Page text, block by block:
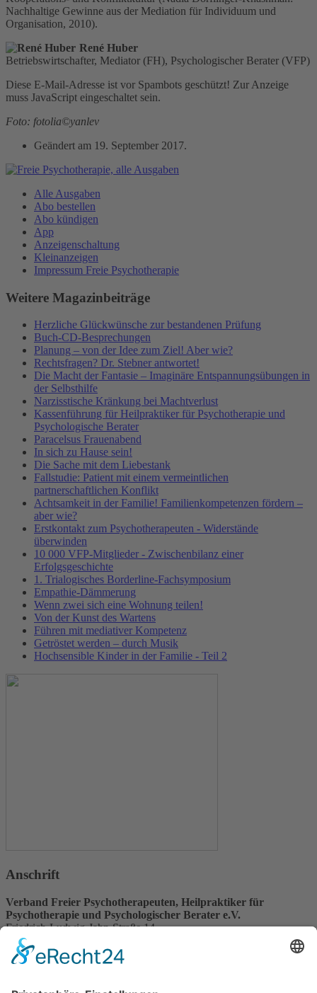
Nachhaltige Gewinne aus der Mediation für Individuum und
Organisation, 2010).
René Huber
Betriebswirtschafter, Mediator (FH), Psychologischer Berater (VFP)
Diese E-Mail-Adresse ist vor Spambots geschützt! Zur Anzeige
muss JavaScript eingeschaltet sein.
Foto: fotolia©yanlev
Geändert am 19. September 2017.
Alle Ausgaben
Abo bestellen
Abo kündigen
App
Anzeigenschaltung
Kleinanzeigen
Impressum Freie Psychotherapie
Weitere Magazinbeiträge
Herzliche Glückwünsche zur bestandenen Prüfung
Buch-CD-Besprechungen
Planung – von der Idee zum Ziel! Aber wie?
Rechtsfragen? Dr. Stebner antwortet!
Die Macht der Fantasie – Imaginäre Entspannungsübungen in
der Selbsthilfe
Narzisstische Kränkung bei Machtverlust
Kassenführung für Heilpraktiker für Psychotherapie und
Psychologische Berater
Paracelsus Frauenabend
In sich zu Hause sein!
Die Sache mit dem Liebestank
Fallstudie: Patient mit einem vermeintlichen
partnerschaftlichen Konflikt
Achtsamkeit in der Familie! Familienkompetenzen fördern –
aber wie?
Erstkontakt zum Psychotherapeuten - Widerstände
überwinden
10 000 VFP-Mitglieder - Zwischenbilanz einer
Erfolgsgeschichte
1. Trialogisches Borderline-Fachsymposium
Empathie-Dämmerung
Wenn zwei sich eine Wohnung teilen!
Von der Kunst des Wartens
Führen mit mediativer Kompetenz
Getröstet werden – durch Musik
Hochsensible Kinder in der Familie - Teil 2
Anschrift
Verband Freier Psychotherapeuten, Heilpraktiker für
Psychotherapie und Psychologischer Berater e.V.
Friedrich-Ludwig-Jahn-Straße 14
31582 Nienburg/Weser
Service-Team